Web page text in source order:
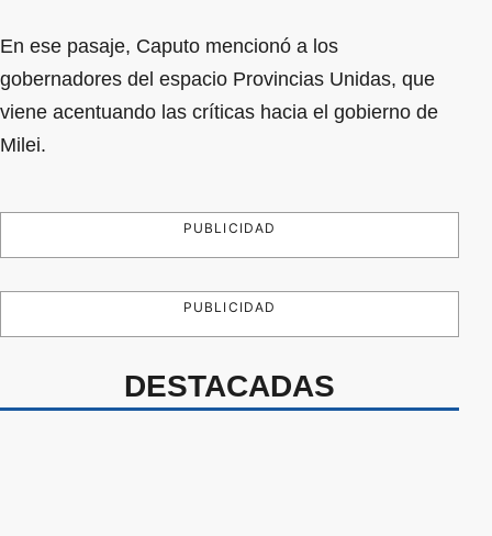
En ese pasaje, Caputo mencionó a los
gobernadores del espacio Provincias Unidas, que
viene acentuando las críticas hacia el gobierno de
Milei.
PUBLICIDAD
PUBLICIDAD
DESTACADAS